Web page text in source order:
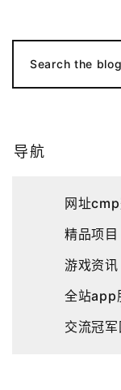
Search the
导航
网址
精品项目
游戏资讯
全站app
交流冠